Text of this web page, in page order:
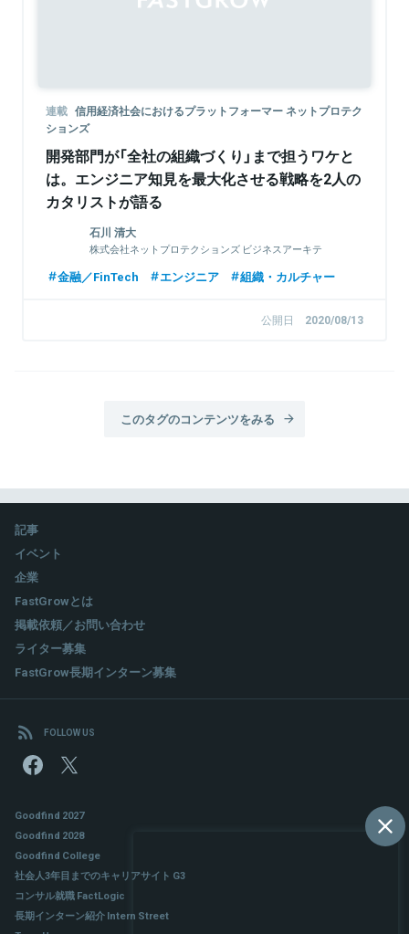
連載 信用経済社会におけるプラットフォーマー ネットプロテク
ションズ
開発部門が「全社の組織づくり」まで担うワケと
は。エンジニア知見を最大化させる戦略を2人の
カタリストが語る
石川 清大
株式会社ネットプロテクションズ ビジネスアーキテ
金融／FinTech エンジニア 組織・カルチャー
公開日 2020/08/13
このタグのコンテンツをみる
記事
イベント
企業
FastGrowとは
掲載依頼／お問い合わせ
ライター募集
FastGrow長期インターン募集
FOLLOW US
Goodfind 2027
Goodfind 2028
Goodfind College
社会人3年目までのキャリアサイト G3
コンサル就職 FactLogic
長期インターン紹介 Intern Street